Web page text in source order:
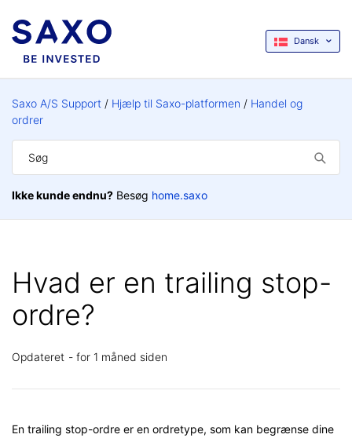
Dansk
Saxo A/S Support Hjælp til Saxo-platformen
Handel og
ordrer
Ikke kunde endnu? Besøg home.saxo
Hvad er en trailing stop-
ordre?
Opdateret for 1 måned siden
En trailing stop-ordre er en ordretype, som kan begrænse dine